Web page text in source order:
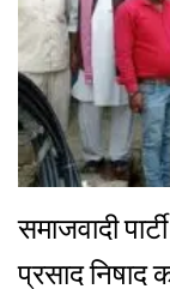
समाजवादी
प्रसाद निषाद